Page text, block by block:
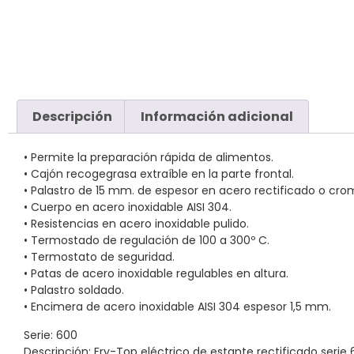
Descripción Información adicional
• Permite la preparación rápida de alimentos.
• Cajón recogegrasa extraíble en la parte frontal.
• Palastro de 15 mm. de espesor en acero rectificado o
• Cuerpo en acero inoxidable AISI 304.
• Resistencias en acero inoxidable pulido.
• Termostado de regulación de 100 a 300º C.
• Termostato de seguridad.
• Patas de acero inoxidable regulables en altura.
• Palastro soldado.
• Encimera de acero inoxidable AISI 304 espesor 1,5 mm.
Serie: 600